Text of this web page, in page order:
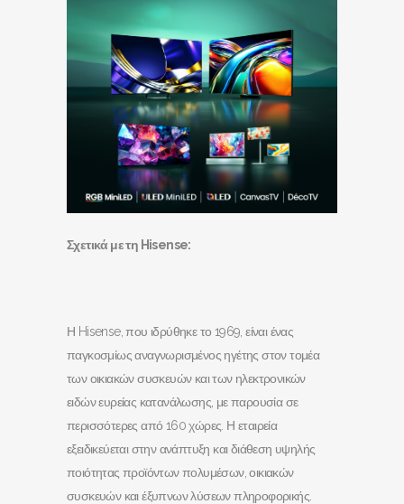
Σχετικά με τη Hisense:
Η Hisense, που ιδρύθηκε το 1969, είναι ένας
παγκοσμίως αναγνωρισμένος ηγέτης στον τομέα
των οικιακών συσκευών και των ηλεκτρονικών
ειδών ευρείας κατανάλωσης, με παρουσία σε
περισσότερες από 160 χώρες. Η εταιρεία
εξειδικεύεται στην ανάπτυξη και διάθεση υψηλής
ποιότητας προϊόντων πολυμέσων, οικιακών
συσκευών και έξυπνων λύσεων πληροφορικής.